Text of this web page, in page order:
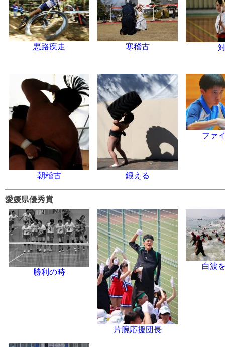
悪路疾走 寒稽古
朝稽古 鍛える
ファ
愛媛県優秀賞
勝利の時
片腕応援団長
白波